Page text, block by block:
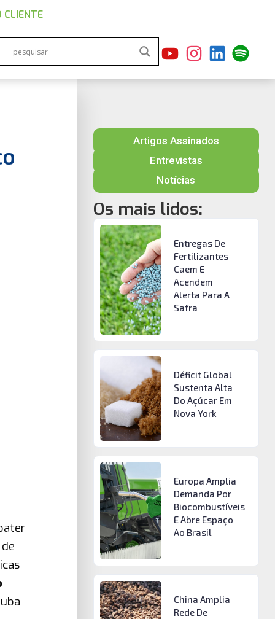
CLIENTE
Artigos Assinados
Entrevistas
Notícias
Os mais lidos:
Entregas De
Fertilizantes
Caem E
Acendem
Alerta Para A
Safra
Déficit Global
Sustenta Alta
Do Açúcar Em
Nova York
Europa Amplia
Demanda Por
Biocombustíveis
E Abre Espaço
Ao Brasil
China Amplia
Rede De